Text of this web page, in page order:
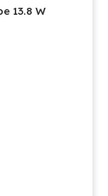
13.8 W